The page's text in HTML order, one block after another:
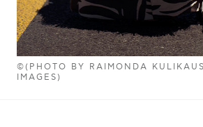
©(PHOTO BY RAIMONDA
IMAGES)